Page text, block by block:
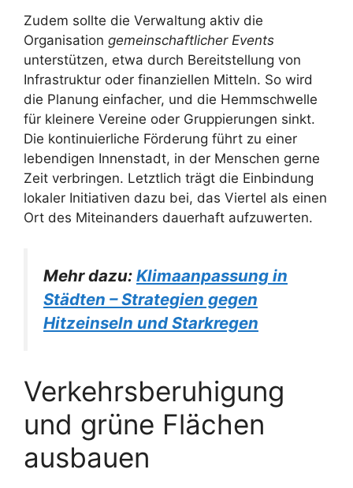
Zudem sollte die Verwaltung aktiv die
Organisation gemeinschaftlicher Events
unterstützen, etwa durch Bereitstellung von
Infrastruktur oder finanziellen Mitteln. So wird
die Planung einfacher, und die Hemmschwelle
für kleinere Vereine oder Gruppierungen sinkt.
Die kontinuierliche Förderung führt zu einer
lebendigen Innenstadt, in der Menschen gerne
Zeit verbringen. Letztlich trägt die Einbindung
lokaler Initiativen dazu bei, das Viertel als einen
Ort des Miteinanders dauerhaft aufzuwerten.
Mehr dazu: Klimaanpassung in
Städten – Strategien gegen
Hitzeinseln und Starkregen
Verkehrsberuhigung
und grüne Flächen
ausbauen